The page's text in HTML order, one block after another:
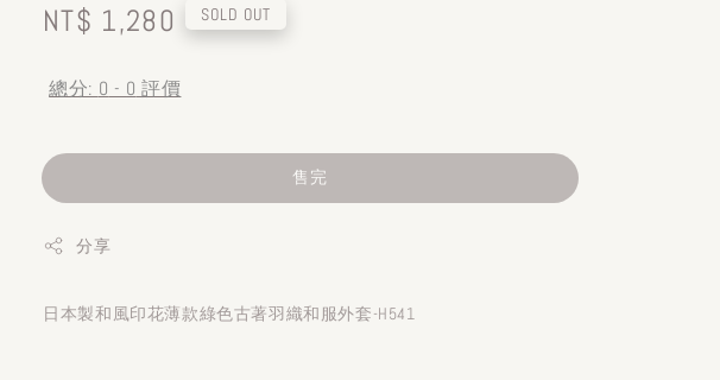
Regular
NT$ 1,280 SOLD OUT
總分: 0 - 0 評價
售完
分享
日本製和風印花薄款綠色古著羽織和服外套-H541